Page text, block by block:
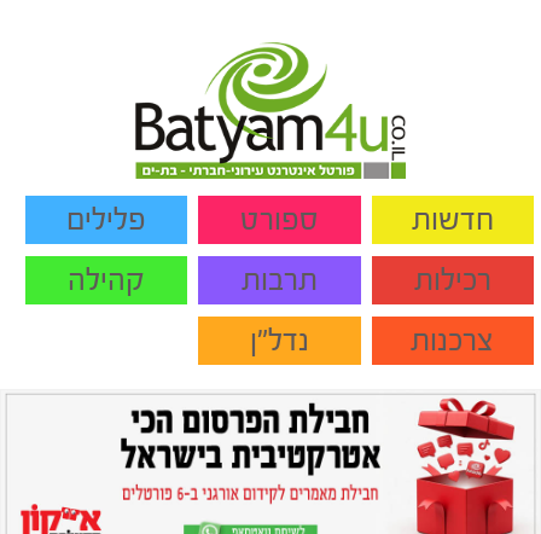
חדשות ספורט
פלילים
רכילות
תרבות
קהילה
צרכנות
נדל"ן